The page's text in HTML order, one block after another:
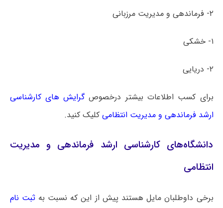
۲- فرماندهی و مدیریت مرزبانی
۱- خشکی
۲- دریایی
برای کسب اطلاعات بیشتر درخصوصگرایش های کارشناسی
ارشد فرماندهی و مدیریت انتظامی کلیک کنید.
دانشگاه‌های کارشناسی ارشد فرماندهی و مدیریت
انتظامی
برخی داوطلبان مایل هستند پیش از این که نسبت به ثبت نام